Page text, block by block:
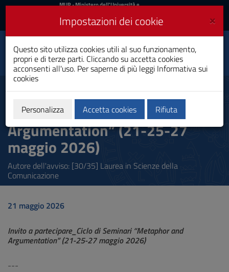
Vai
al
navigazione
del
sito
al
Footer
MIUR
Accedi
MUR- Ministero dell'Università e
Accedi UniCA News
Toggle
navigation
Università degli
Studi di Cagliari
Invito a partecipare_Ciclo di
Seminari “Metaphor and
Argumentation” (21-25-27
maggio 2026)
Autore dell'avviso: [30/35] Laurea in Scienze della
Comunicazione
21 maggio 2026
Invito a partecipare_Ciclo di Seminari “Metaphor and
Argumentation” (21-25-27 maggio 2026)
---
×
Impostazioni dei cookie
Questo sito utilizza cookies utili al suo funzionamento,
propri e di terze parti. Cliccando su accetta cookies
acconsenti all'uso. Per saperne di più leggi Informativa sui
cookies
Personalizza Accetta cookies Rifiuta